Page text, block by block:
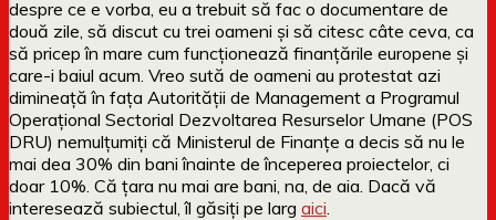
despre ce e vorba, eu a trebuit să fac o documentare de
două zile, să discut cu trei oameni și să citesc câte ceva, ca
să pricep în mare cum funcționează finanțările europene și
care-i baiul acum. Vreo sută de oameni au protestat azi
dimineață în fața Autorității de Management a Programul
Operațional Sectorial Dezvoltarea Resurselor Umane (POS
DRU) nemulțumiți că Ministerul de Finanțe a decis să nu le
mai dea 30% din bani înainte de începerea proiectelor, ci
doar 10%. Că țara nu mai are bani, na, de aia. Dacă vă
interesează subiectul, îl găsiți pe larg aici